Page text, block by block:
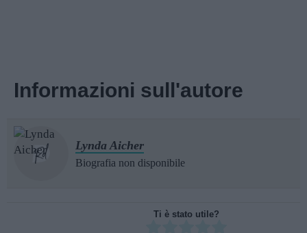
Informazioni sull'autore
Lynda Aicher
Biografia non disponibile
Ti è stato utile?